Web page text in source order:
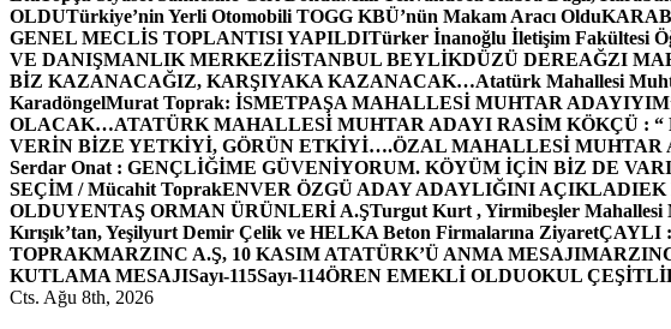
OLDUTürkiye’nin Yerli Otomobili TOGG KBÜ’nün Makam Aracı Oldu
GENEL MECLİS TOPLANTISI YAPILDITürker İnanoğlu İletişim Fakültesi
VE DANIŞMANLIK MERKEZİİSTANBUL BEYLİKDÜZÜ DEREAĞZI
BİZ KAZANACAĞIZ, KARŞIYAKA KAZANACAK…Atatürk Mahallesi
KaradöngelMurat Toprak: İSMETPAŞA MAHALLESİ MUHTAR
OLACAK…ATATÜRK MAHALLESİ MUHTAR ADAYI RASİM KÖKÇÜ :
VERİN BİZE YETKİYİ, GÖRÜN ETKİYİ….ÖZAL MAHALLESİ MUHTAR
Serdar Onat : GENÇLİĞİME GÜVENİYORUM. KÖYÜM İÇİN BİZ DE
SEÇİM / Mücahit ToprakENVER ÖZGÜ ADAY ADAYLIĞINI AÇIKLADIEK
OLDUYENTAŞ ORMAN ÜRÜNLERİ A.ŞTurgut Kurt , Yirmibeşler Mahallesi
Kırışık’tan, Yeşilyurt Demir Çelik ve HELKA Beton Firmalarına ZiyaretÇAYLI
TOPRAKMARZINC A.Ş, 10 KASIM ATATÜRK’Ü ANMA MESAJI
KUTLAMA MESAJISayı-115Sayı-114ÖREN EMEKLİ OLDUOKUL
Cts. Ağu 8th, 2026